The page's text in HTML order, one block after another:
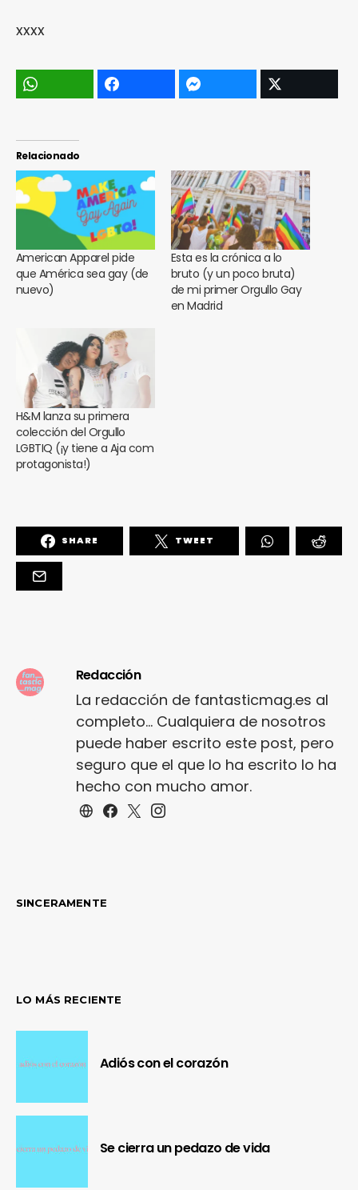
xxxx
Relacionado
American Apparel pide
que América sea gay (de
nuevo)
Esta es la crónica a lo
bruto (y un poco bruta)
de mi primer Orgullo Gay
en Madrid
H&M lanza su primera
colección del Orgullo
LGBTIQ (¡y tiene a Aja com
protagonista!)
SHARE TWEET
Redacción
La redacción de fantasticmag.es al
completo... Cualquiera de nosotros
puede haber escrito este post, pero
seguro que el que lo ha escrito lo ha
hecho con mucho amor.
SINCERAMENTE
LO MÁS RECIENTE
Adiós con el corazón
Se cierra un pedazo de vida